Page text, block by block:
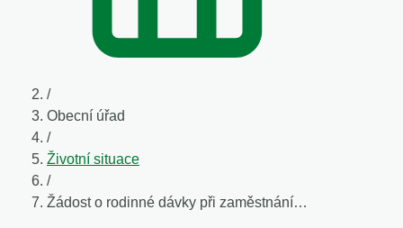
/
Obecní úřad
/
Životní situace
/
Žádost o rodinné dávky při zaměstnání…